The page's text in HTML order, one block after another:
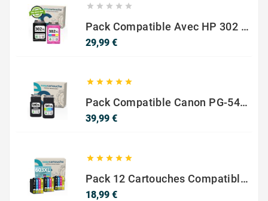
    
Pack Compatible Avec HP 302 XL Noir Et Couleur - SANS NIVEAU ENCRE
29,99 €Prix
    
Pack Compatible Canon PG-540 XL / CL-541 XL – Noir & Couleur – Haute Capacité
39,99 €Prix
    
Pack 12 Cartouches Compatible EPSON 603XL
18,99 €Prix